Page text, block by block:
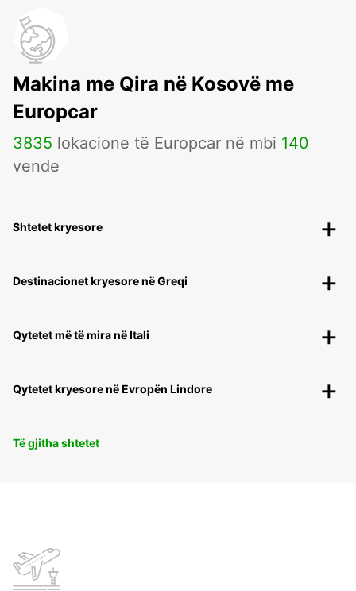
Makina me Qira në Kosovë me
Europcar
3835 lokacione të Europcar në mbi 140
vende
Shtetet kryesore
Destinacionet kryesore në Greqi
Qytetet më të mira në Itali
Qytetet kryesore në Evropën Lindore
Të gjitha shtetet